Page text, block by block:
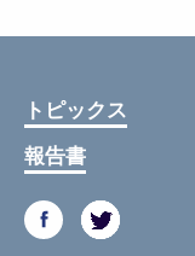
トピックス
報告書